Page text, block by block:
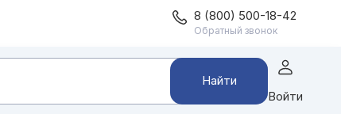
8 (800) 500-18-42
Обратный звонок
Найти
Войти